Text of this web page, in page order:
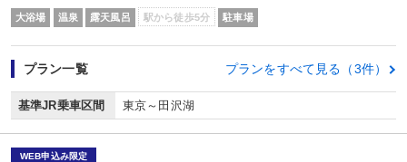
大浴場 温泉 露天風呂 駅から徒歩5分 駐車場
プラン一覧 プランをすべて見る（3件）
基準JR乗車区間 東京～田沢湖
WEB申込み限定